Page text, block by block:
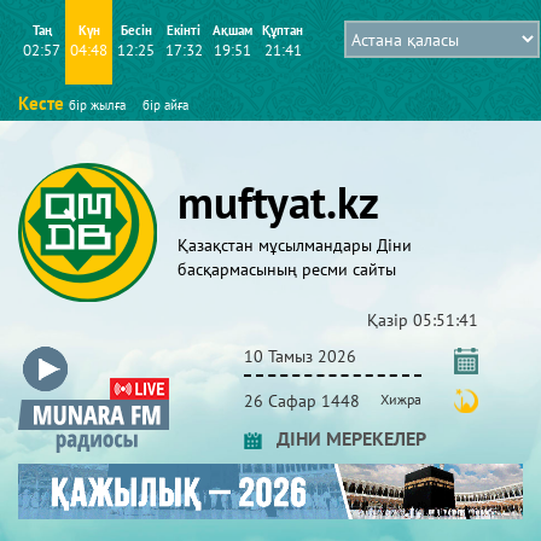
Таң
02:57
Күн
04:48
Бесін
12:25
Екінті
17:32
Ақшам
19:51
Құптан
21:41
Кесте бір жылға бір айға
muftyat.kz
Қазақстан мұсылмандары Діни
басқармасының ресми сайты
Қазір 05:51:41
10 Тамыз 2026
26 Сафар 1448 Хижра
ДІНИ МЕРЕКЕЛЕР